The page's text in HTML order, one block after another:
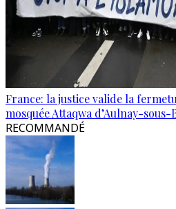
France: la justice valide la
mosquée Attaqwa d’Aulnay-sous-
RECOMMANDÉ